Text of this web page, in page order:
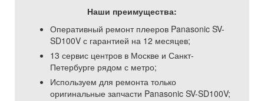
Наши преимущества:
Оперативный ремонт плееров Panasonic SV-
SD100V с гарантией на 12 месяцев;
13 сервис центров в Москве и Санкт-
Петербурге рядом с метро;
Используем для ремонта только
оригинальные запчасти Panasonic SV-SD100V;